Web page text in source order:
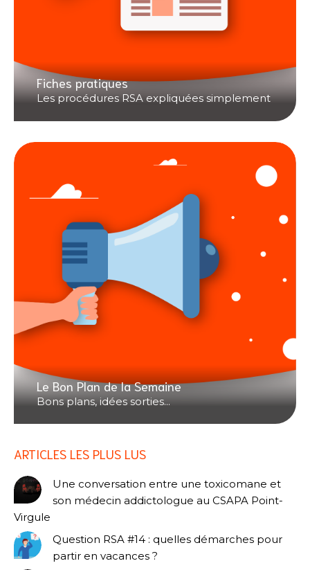
Fiches pratiques
Les procédures RSA expliquées simplement
Le Bon Plan de la Semaine
Bons plans, idées sorties...
ARTICLES LES PLUS LUS
Une conversation entre une toxicomane et
son médecin addictologue au CSAPA Point-
Virgule
Question RSA #14 : quelles démarches pour
partir en vacances ?